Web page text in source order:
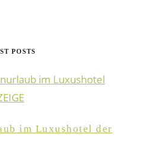
POSTS
im Luxushotel der